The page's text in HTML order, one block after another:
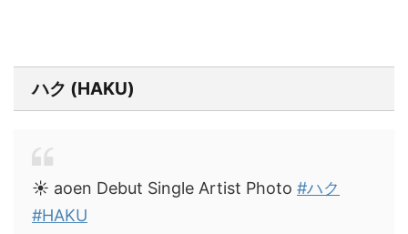
ハク (HAKU)
☀️ aoen Debut Single Artist Photo #ハク
#HAKU